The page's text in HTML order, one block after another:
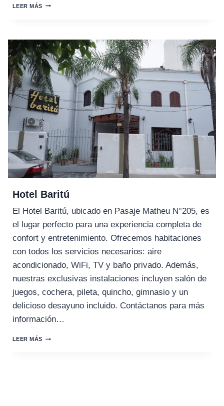
LEER MÁSHOTEL
Hotel Baritú
El Hotel Baritú, ubicado en Pasaje Matheu N°205, es
el lugar perfecto para una experiencia completa de
confort y entretenimiento. Ofrecemos habitaciones
con todos los servicios necesarios: aire
acondicionado, WiFi, TV y baño privado. Además,
nuestras exclusivas instalaciones incluyen salón de
juegos, cochera, pileta, quincho, gimnasio y un
delicioso desayuno incluido. Contáctanos para más
información…
LEER MÁSHOTEL